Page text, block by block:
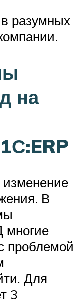
разумных
на
В
многие
проблемой
Для
3